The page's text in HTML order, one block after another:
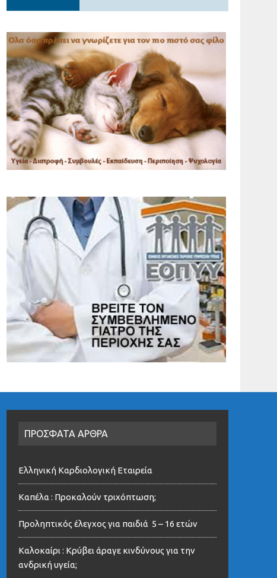
ΠΡΟΣΦΑΤΑ ΑΡΘΡΑ
Ελληνική Καρδιολογική Εταιρεία
Καπέλα : Προκαλούν τριχόπτωση;
Προληπτικός έλεγχος για παιδιά 5 – 16 ετών
Καλοκαίρι : Κρύβει άραγε κινδύνους για την
ανδρική υγεία;